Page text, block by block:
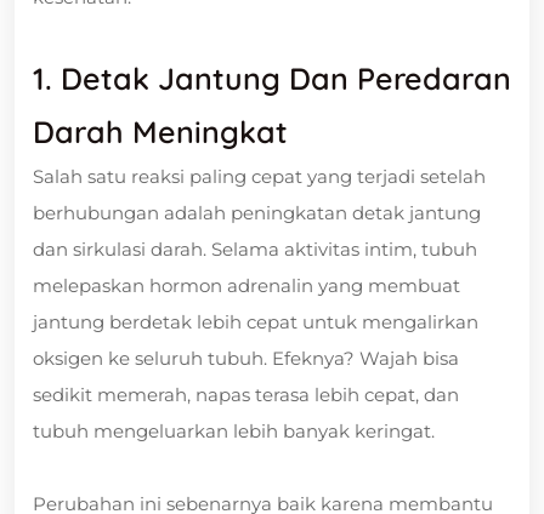
1. Detak Jantung Dan Peredaran
Darah Meningkat
Salah satu reaksi paling cepat yang terjadi setelah
berhubungan adalah peningkatan detak jantung
dan sirkulasi darah. Selama aktivitas intim, tubuh
melepaskan hormon adrenalin yang membuat
jantung berdetak lebih cepat untuk mengalirkan
oksigen ke seluruh tubuh. Efeknya? Wajah bisa
sedikit memerah, napas terasa lebih cepat, dan
tubuh mengeluarkan lebih banyak keringat.
Perubahan ini sebenarnya baik karena membantu